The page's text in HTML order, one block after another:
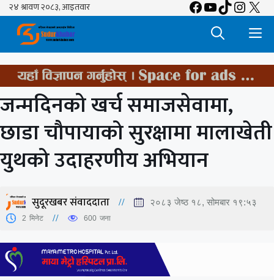
Skip
content
Facebook
YouTube
TikTok
X
जन्मदिनको खर्च समाजसेवामा,
छाडा चौपायाको सुरक्षामा मालाखेती
युथको उदाहरणीय अभियान
सुदूरखबर संवाददाता २०८३ जेष्ठ १८, सोमबार १९:५३
2 मिनेट 600 जना